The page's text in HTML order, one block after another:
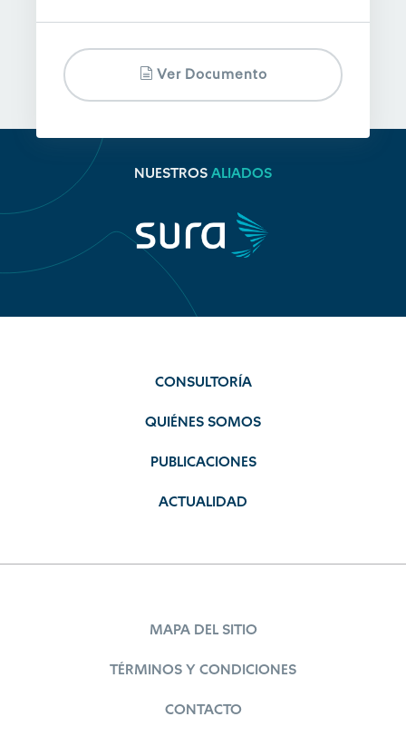
Ver Documento
NUESTROS ALIADOS
CONSULTORÍA
QUIÉNES SOMOS
PUBLICACIONES
ACTUALIDAD
MAPA DEL SITIO
TÉRMINOS Y CONDICIONES
CONTACTO